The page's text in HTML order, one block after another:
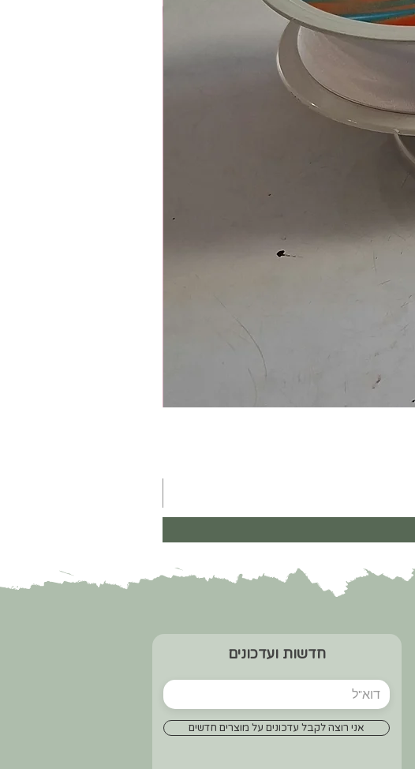
חדשות ועדכונים
אני רוצה לקבל עדכונים על מוצרים חדשים